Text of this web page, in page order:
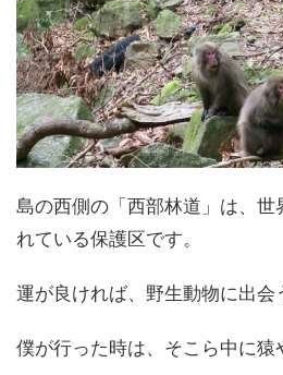
島の西側の「西部林道」は、世
れている保護区です。
運が良ければ、野生動物に出会
僕が行った時は、そこら中に猿